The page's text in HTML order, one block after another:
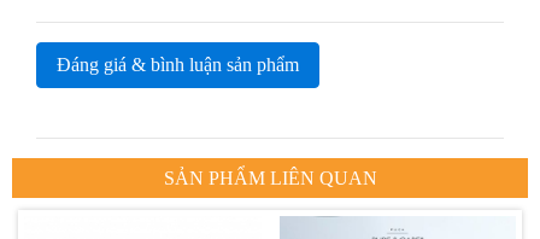
Đáng giá & bình luận sản phẩm
SẢN PHẨM LIÊN QUAN